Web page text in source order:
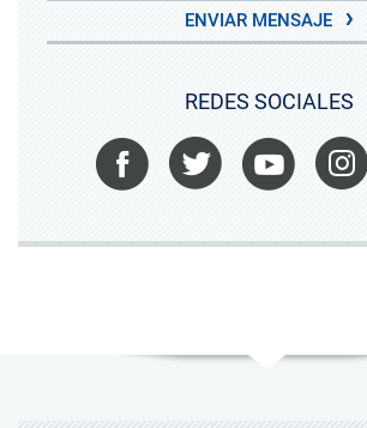
ENVIAR MENSAJE
REDES SOCIALES
Facebook Twitter Youtube